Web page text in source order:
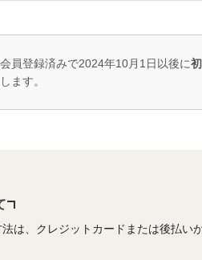
会員登録済みで2024年10月1日以後に
します。
は、クレジットカードまたは後払い